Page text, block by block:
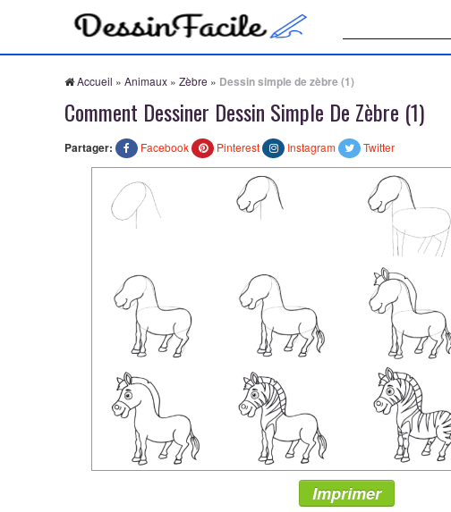
Accueil » Animaux » Zèbre » Dessin simple de zèbre (1)
Comment Dessiner Dessin Simple De Zèbre (1)
Partager: Facebook Pinterest Instagram Twitter
Imprimer